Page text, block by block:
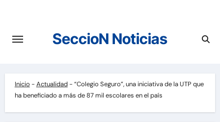
contenido
SeccioN Noticias
Inicio - Actualidad- “Colegio Seguro”, una iniciativa de la UTP que
ha beneficiado a más de 87 mil escolares en el país